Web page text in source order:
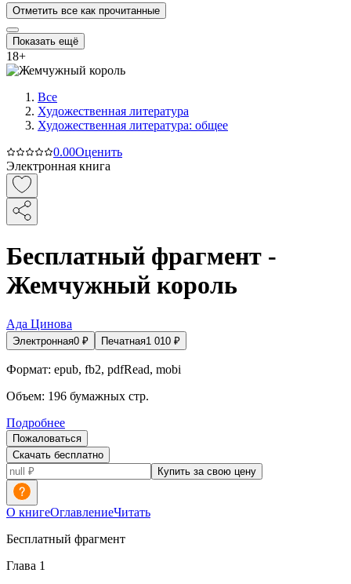
Отметить все как прочитанные
Показать ещё
18+
Все
Художественная литература
Художественная литература: общее
0.00Оценить
Электронная книга
Бесплатный фрагмент -
Жемчужный король
Ада Цинова
Электронная0 ₽ Печатная1 010 ₽
Формат: epub, fb2, pdfRead, mobi
Объем: 196 бумажных стр.
Подробнее
Пожаловаться
Скачать бесплатно
Купить за свою цену
О книгеОглавлениеЧитать
Бесплатный фрагмент
Глава 1